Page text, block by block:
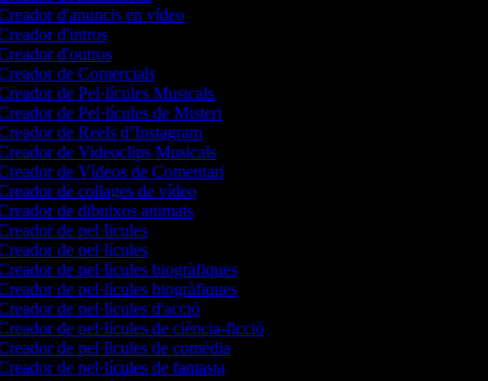
d'anuncis en vídeo
d'intros
d'outros
de Comercials
de Pel·lícules Musicals
de Pel·lícules de Misteri
de Reels d’Instagram
de Videoclips Musicals
de Vídeos de Comentari
de collages de vídeo
de dibuixos animats
de pel·lícules
de pel·lícules
de pel·lícules biogràfiques
de pel·lícules biogràfiques
de pel·lícules d'acció
de pel·lícules de ciència-ficció
de pel·lícules de comèdia
de pel·lícules de fantasia